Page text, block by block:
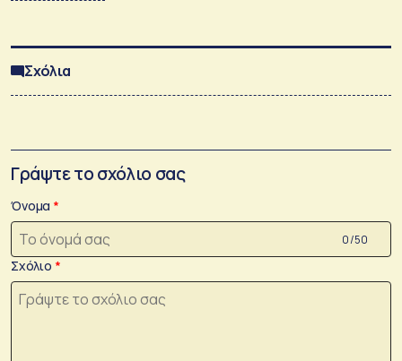
Σχόλια
Γράψτε το σχόλιο σας
Όνομα
0 /50
Σχόλιο